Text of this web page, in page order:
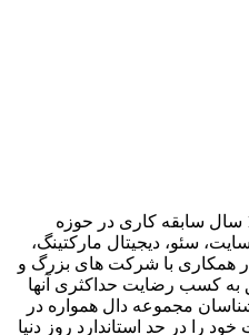
دال مجموعه‌ای است با بیش از 10 سال سابقه کاری در حوزه
سئو، دیجیتال مارکتینگ،
همکاری با شرکت های بزرگ و
به کسب رضایت حداکثری آنها
مجموعه دال همواره در
را در حد استاندارد روز دنیا